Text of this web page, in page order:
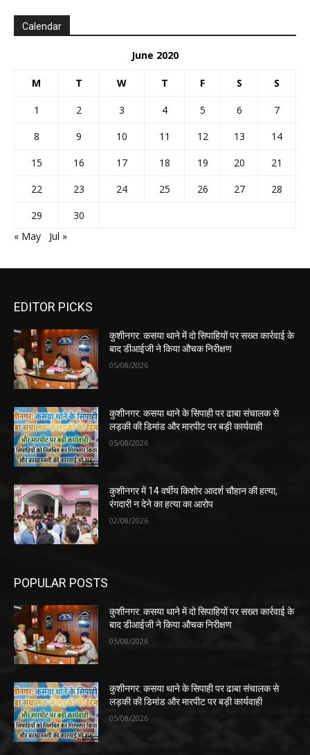
Calendar
June 2020
M T W T F S S
1 2 3 4 5 6
7
8
9 10 11 12 13
14
15
16 17 18 19 20
21
22
23 24 25 26 27
28
29
30
« May
Jul »
EDITOR PICKS
कुशीनगर: कसया थाने में दो सिपाहियों पर सख्त कार्रवाई के
बाद डीआईजी ने किया औचक निरीक्षण
05/08/2026
कुशीनगर: कसया थाने के सिपाही पर ढाबा संचालक से
लड़की की डिमांड और मारपीट पर बड़ी कार्यवाही
05/08/2026
कुशीनगर में 14 वर्षीय किशोर आदर्श चौहान की हत्या,
रंगदारी न देने का हत्या का आरोप
02/08/2026
POPULAR POSTS
कुशीनगर: कसया थाने में दो सिपाहियों पर सख्त कार्रवाई के
बाद डीआईजी ने किया औचक निरीक्षण
05/08/2026
कुशीनगर: कसया थाने के सिपाही पर ढाबा संचालक से
लड़की की डिमांड और मारपीट पर बड़ी कार्यवाही
05/08/2026